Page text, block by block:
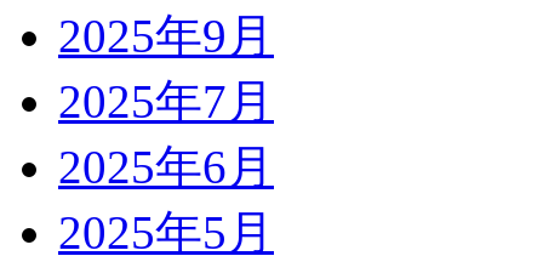
2025年9月
2025年7月
2025年6月
2025年5月